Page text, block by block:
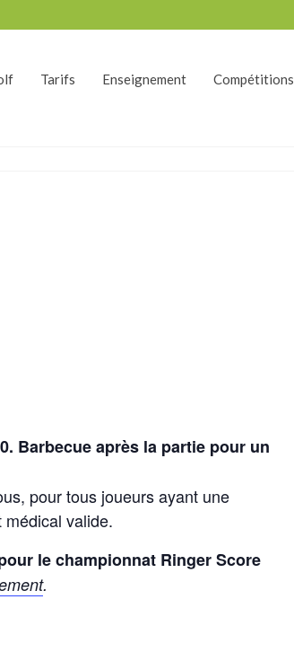
Tarifs Enseignement Compétitions
Barbecue après la partie pour un
pour tous joueurs ayant une
valide.
le championnat Ringer Score
.